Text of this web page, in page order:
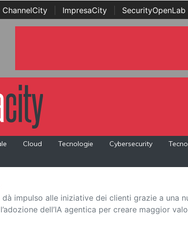
ChannelCity ImpresaCity SecurityOpenLab
Cloud Tecnologie Cybersecurity
dà impulso alle iniziative dei clienti grazie a una
dell’IA agentica per creare maggior